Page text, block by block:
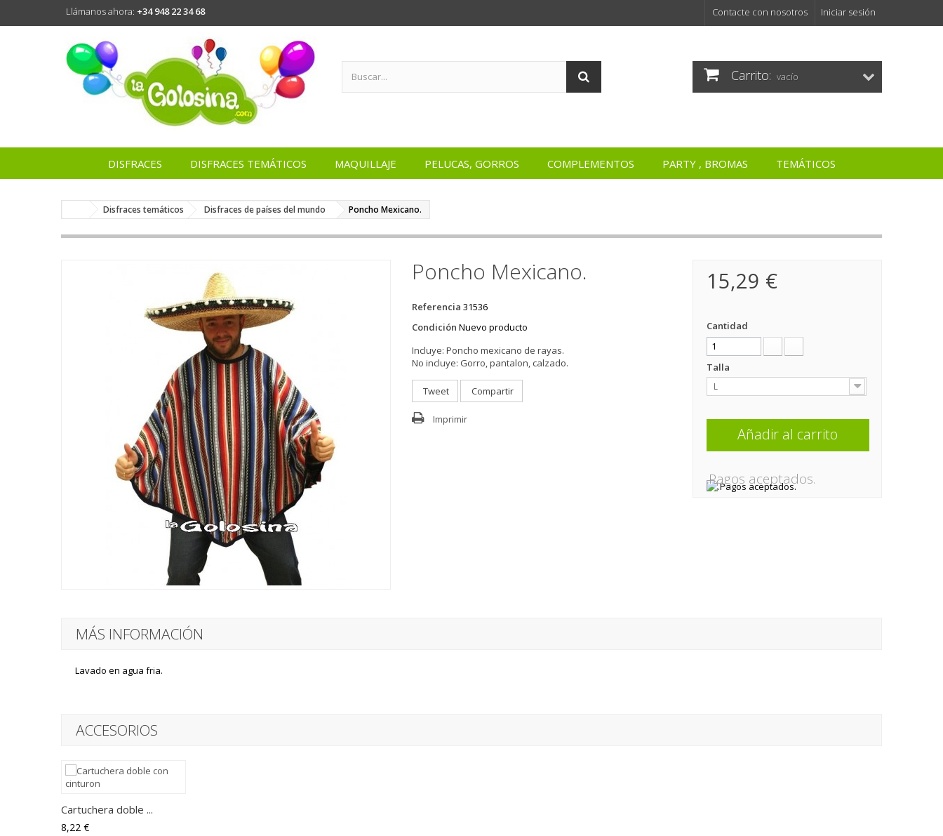
Iniciar sesión
Contacte con nosotros
Llámanos ahora: +34 948 22 34 68
Carrito: vacío
DISFRACES DISFRACES TEMÁTICOS MAQUILLAJE PELUCAS, GORROS COMPLEMENTOS PARTY , BROMAS TEMÁTICOS
Disfraces temáticos Disfraces de países del mundo Poncho Mexicano.
Poncho Mexicano.
Referencia 31536
Condición Nuevo producto
Incluye: Poncho mexicano de rayas.
No incluye: Gorro, pantalon, calzado.
Tweet Compartir
Imprimir
15,29 €
Cantidad
Talla
L
Añadir al carrito
.Pagos aceptados.
MÁS INFORMACIÓN
Lavado en agua fria.
ACCESORIOS
Cartuchera doble ...
8,22 €